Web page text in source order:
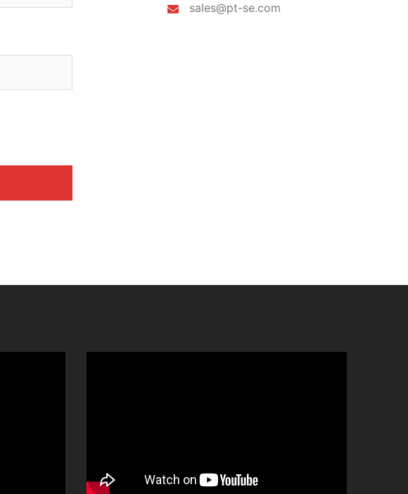
sales@pt-se.com